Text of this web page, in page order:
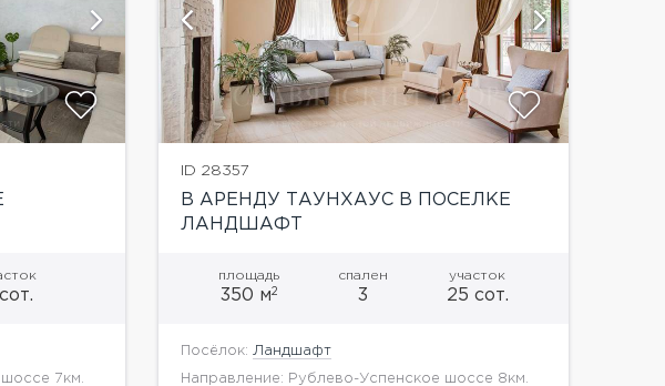
7км.
ID 28357
В АРЕНДУ ТАУНХАУС В ПОСЕЛКЕ
ЛАНДШАФТ
площадь
350 м2
спален
3
участок
25 сот.
Посёлок: Ландшафт
Направление: Рублево-Успенское шоссе 8км.